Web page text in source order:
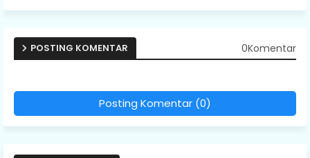
POSTING KOMENTAR 0Komentar
Posting Komentar (0)